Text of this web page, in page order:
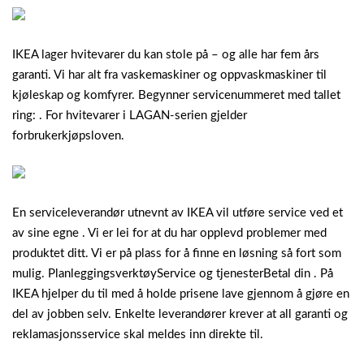
IKEA lager hvitevarer du kan stole på – og alle har fem års
garanti. Vi har alt fra vaskemaskiner og oppvaskmaskiner til
kjøleskap og komfyrer. Begynner servicenummeret med tallet
ring: . For hvitevarer i LAGAN-serien gjelder
forbrukerkjøpsloven.
En serviceleverandør utnevnt av IKEA vil utføre service ved et
av sine egne . Vi er lei for at du har opplevd problemer med
produktet ditt. Vi er på plass for å finne en løsning så fort som
mulig. PlanleggingsverktøyService og tjenesterBetal din . På
IKEA hjelper du til med å holde prisene lave gjennom å gjøre en
del av jobben selv. Enkelte leverandører krever at all garanti og
reklamasjonsservice skal meldes inn direkte til.